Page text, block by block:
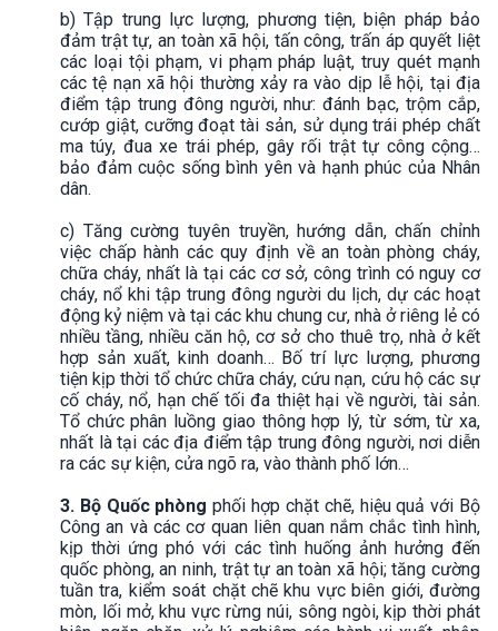
b) Tập trung lực lượng, phương tiện, biện pháp bảo
đảm trật tự, an toàn xã hội, tấn công, trấn áp quyết liệt
các loại tội phạm, vi phạm pháp luật, truy quét mạnh
các tệ nạn xã hội thường xảy ra vào dịp lễ hội, tại địa
điểm tập trung đông người, như: đánh bạc, trộm cắp,
cướp giật, cưỡng đoạt tài sản, sử dụng trái phép chất
ma túy, đua xe trái phép, gây rối trật tự công cộng…
bảo đảm cuộc sống bình yên và hạnh phúc của Nhân
dân.
c) Tăng cường tuyên truyền, hướng dẫn, chấn chỉnh
việc chấp hành các quy định về an toàn phòng cháy,
chữa cháy, nhất là tại các cơ sở, công trình có nguy cơ
cháy, nổ khi tập trung đông người du lịch, dự các hoạt
động kỷ niệm và tại các khu chung cư, nhà ở riêng lẻ có
nhiều tầng, nhiều căn hộ, cơ sở cho thuê trọ, nhà ở kết
hợp sản xuất, kinh doanh… Bố trí lực lượng, phương
tiện kịp thời tổ chức chữa cháy, cứu nạn, cứu hộ các sự
cố cháy, nổ, hạn chế tối đa thiệt hại về người, tài sản.
Tổ chức phân luồng giao thông hợp lý, từ sớm, từ xa,
nhất là tại các địa điểm tập trung đông người, nơi diễn
ra các sự kiện, cửa ngõ ra, vào thành phố lớn…
3. Bộ Quốc phòngphối hợp chặt chẽ, hiệu quả với Bộ
Công an và các cơ quan liên quan nắm chắc tình hình,
kịp thời ứng phó với các tình huống ảnh hưởng đến
quốc phòng, an ninh, trật tự an toàn xã hội; tăng cường
tuần tra, kiểm soát chặt chẽ khu vực biên giới, đường
mòn, lối mở, khu vực rừng núi, sông ngòi, kịp thời phát